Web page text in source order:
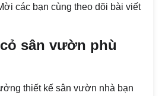
các bạn cùng theo dõi bài viết
sân vườn phù
thiết kế sân vườn nhà bạn